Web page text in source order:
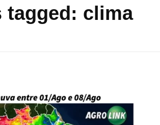
tagged: clima